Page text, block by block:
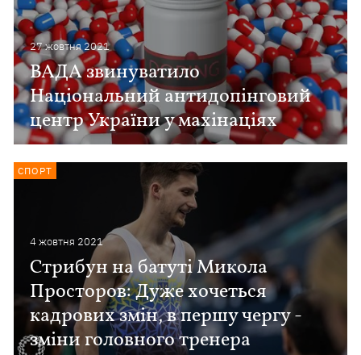
27 жовтня 2021
ВАДА звинуватило
Національний антидопінговий
центр України у махінаціях
4 жовтня 2021
Стрибун на батуті Микола
Просторов: Дуже хочеться
кадрових змін, в першу чергу -
зміни головного тренера
СПОРТ